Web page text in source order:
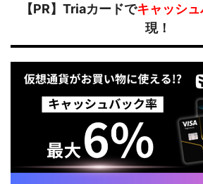
【PR】Triaカードでキャッシ
現！